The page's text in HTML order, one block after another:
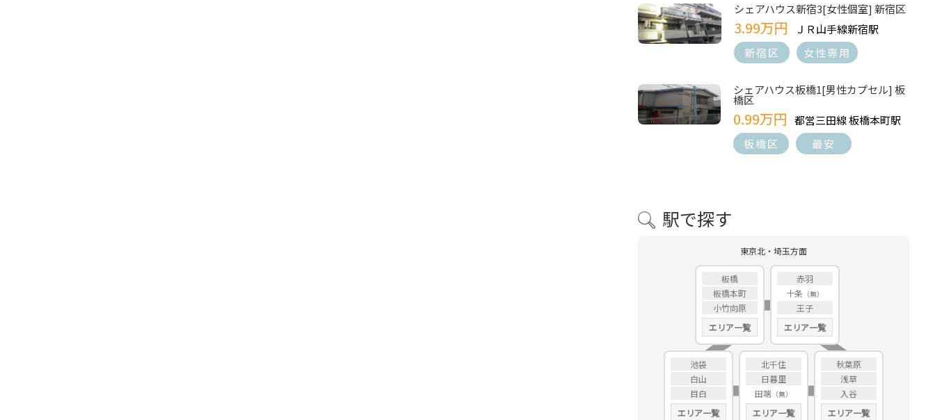
シェアハウス新宿3[女性個室] 新宿区
3.99万円
ＪＲ山手線新宿駅
新宿区
女性専用
シェアハウス板橋1[男性カプセル] 板
橋区
0.99万円 都営三田線 板橋本町駅
板橋区
最安
駅で探す
東京北・埼玉方面
板橋
板橋本町
小竹向原
エリア一覧
赤羽
十条
王子
エリア一覧
池袋
白山
目白
エリア一覧
北千住
日暮里
田端
エリア一覧
秋葉原
浅草
入谷
エリア一覧